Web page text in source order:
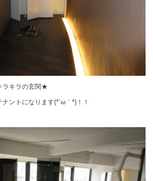
ラキラの玄関★
ントになります(*´ω｀*)！！